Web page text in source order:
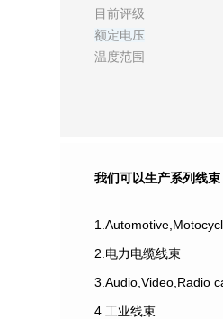
目前评级
额定电压
温度范围
我们可以生产系列线束
2.电力电缆线束
3.Audio,Video,Radio
4.工业线束